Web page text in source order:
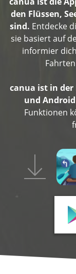
den Flüssen,
sind. Entdecke
sie basiert auf
informier
canua ist in der
und
Funktionen